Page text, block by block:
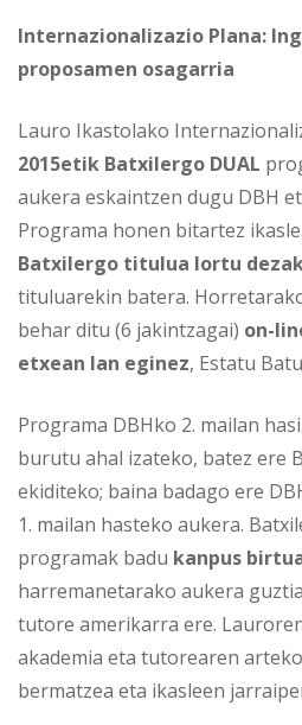
Internazionalizazio Plana:
proposamen osagarria
Lauro Ikastolako
2015etik Batxilergo DUAL
aukera eskaintzen dugu DBH
Programa honen bitartez
Batxilergo titulua lortu
tituluarekin batera.
behar ditu (6 jakintzagai) on-
etxean lan eginez, Estatu
Programa DBHko 2. mailan
burutu ahal izateko, batez ere
ekiditeko; baina badago ere
1. mailan hasteko aukera.
programak badu kanpus
harremanetarako aukera
tutore amerikarra ere.
akademia eta tutorearen
bermatzea eta ikasleen